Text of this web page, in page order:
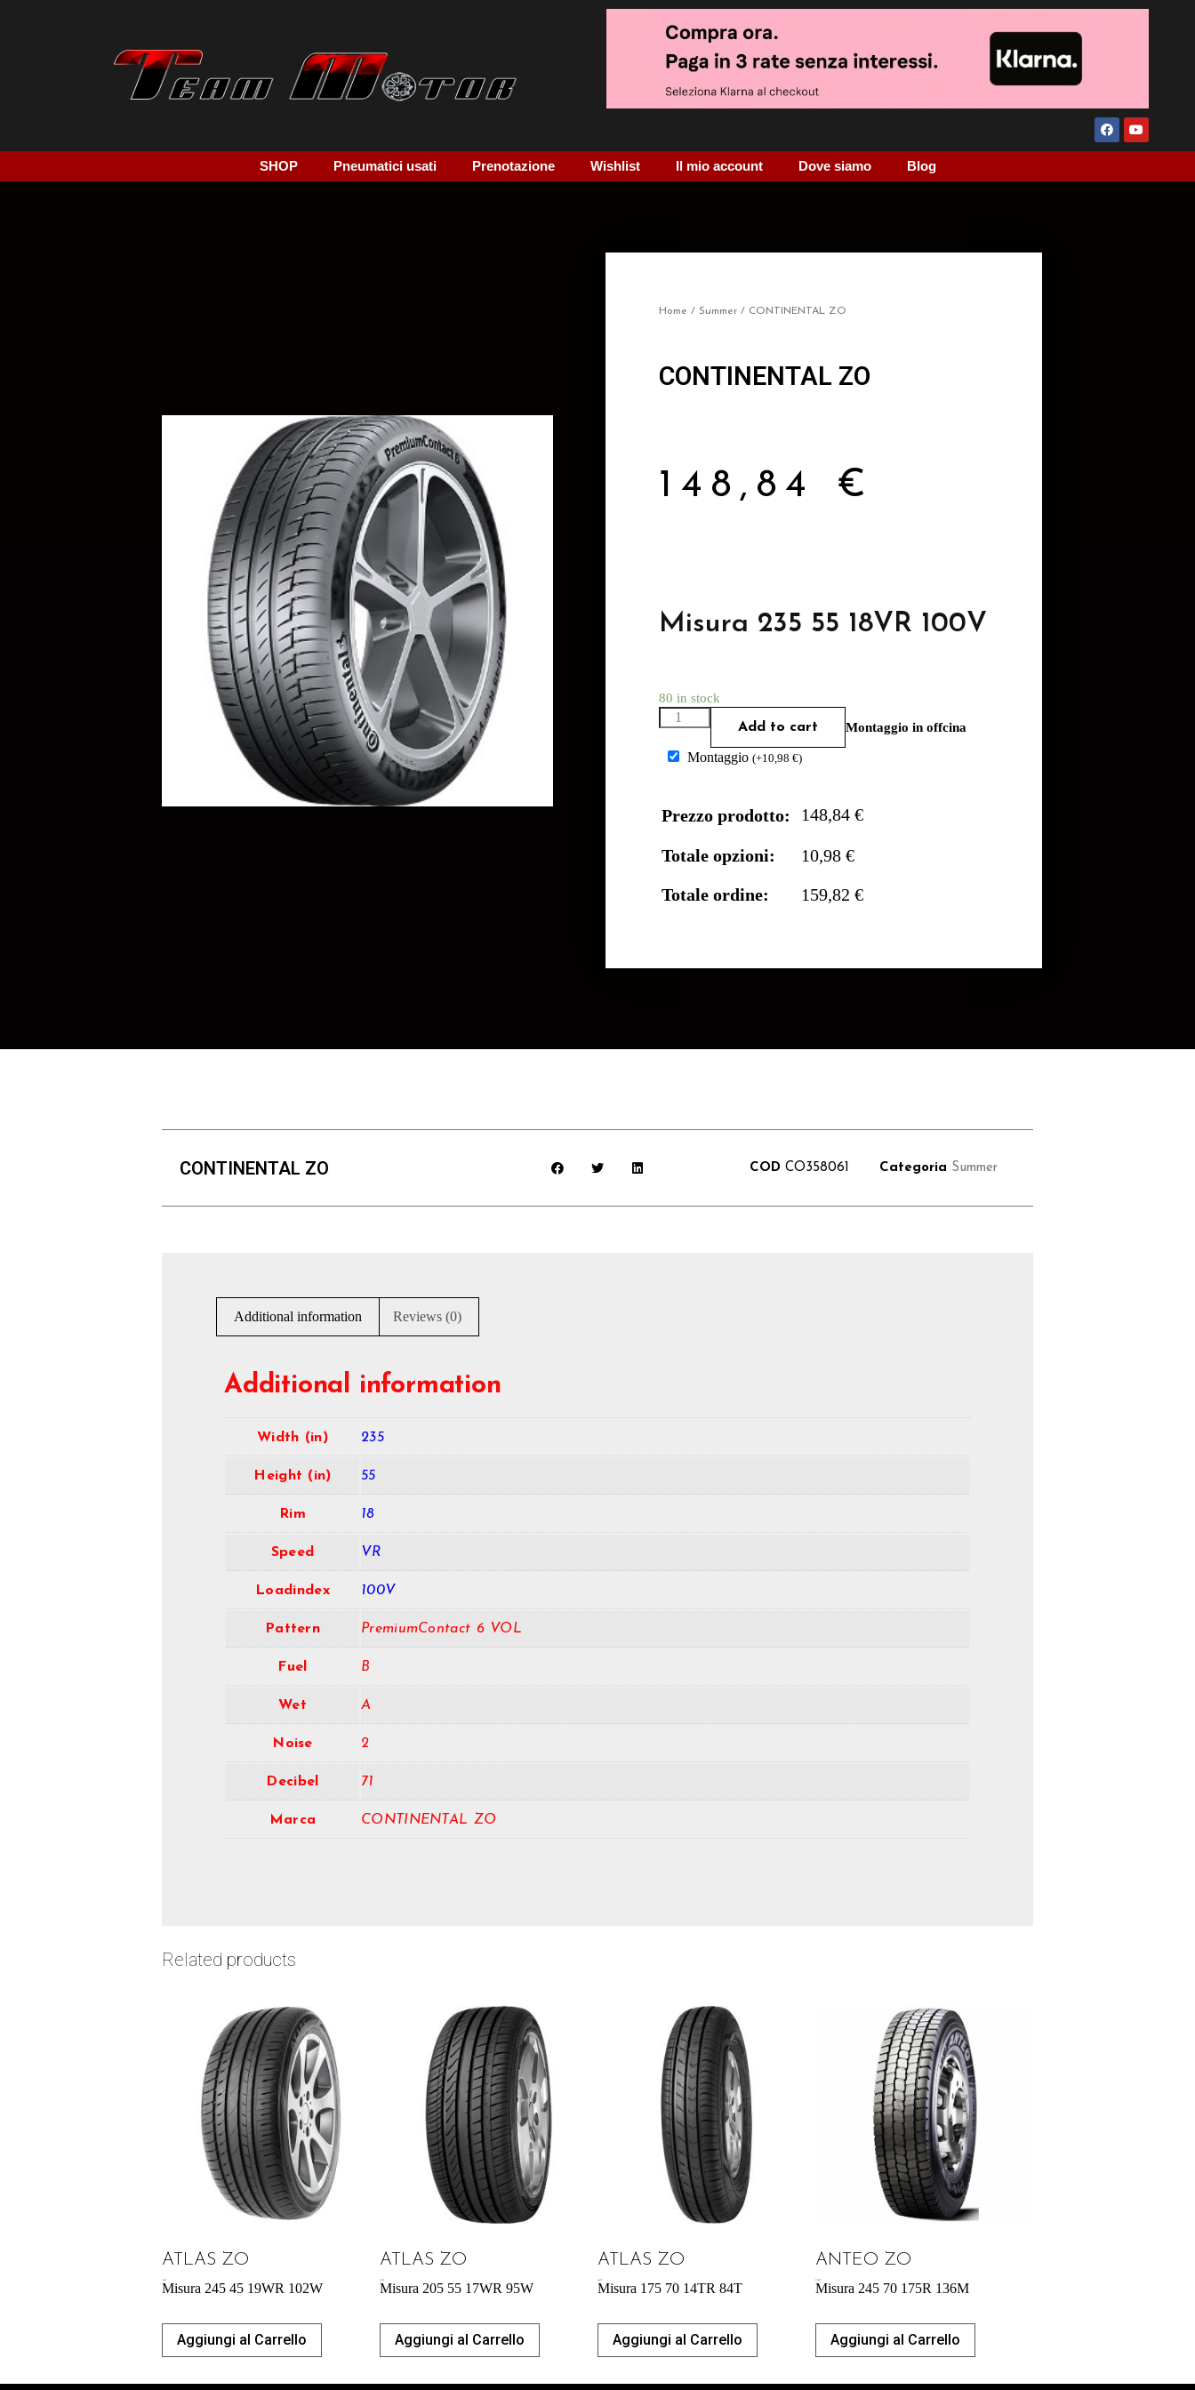
SHOP Pneumatici usati Prenotazione Wishlist Il mio account Dove siamo Blog
Home / Summer / CONTINENTAL ZO
CONTINENTAL ZO
148,84 €
Misura 235 55 18VR 100V
80 in stock
Add to cart Montaggio in offcina
Montaggio (+10,98 €)
Prezzo prodotto: 148,84 €
Totale opzioni:
10,98 €
Totale ordine:
159,82 €
CONTINENTAL ZO COD CO358061 Categoria Summer
Additional information Reviews (0)
Additional information
Width (in) 235
Height (in) 55
Rim 18
Speed VR
Loadindex 100V
Pattern PremiumContact 6 VOL
Fuel B
Wet A
Noise 2
Decibel 71
Marca CONTINENTAL ZO
Related products
ATLAS ZO
Misura 245 45 19WR 102W
Aggiungi al Carrello
ATLAS ZO
Misura 205 55 17WR 95W
Aggiungi al Carrello
ATLAS ZO
Misura 175 70 14TR 84T
Aggiungi al Carrello
ANTEO ZO
Misura 245 70 175R 136M
Aggiungi al Carrello